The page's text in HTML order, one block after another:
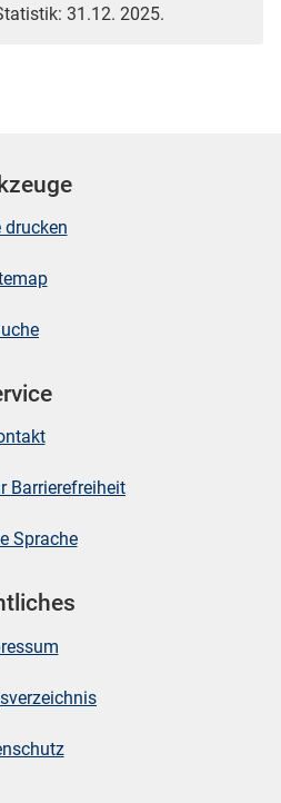
31.12. 2025.
drucken
Barrierefreiheit
Sprache